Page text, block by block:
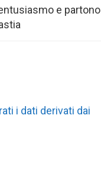
e partono
i dati derivati dai